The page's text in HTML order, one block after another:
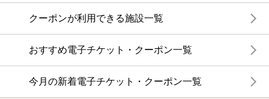
クーポンが利用できる施設一覧
おすすめ電子チケット・クーポン一覧
今月の新着電子チケット・クーポン一覧